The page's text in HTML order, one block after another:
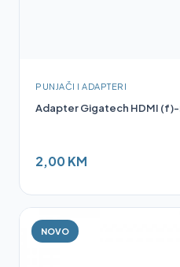
PUNJAČI I ADAPTERI
Adapter Gigatech HDMI (f)-
2,00 KM
NOVO